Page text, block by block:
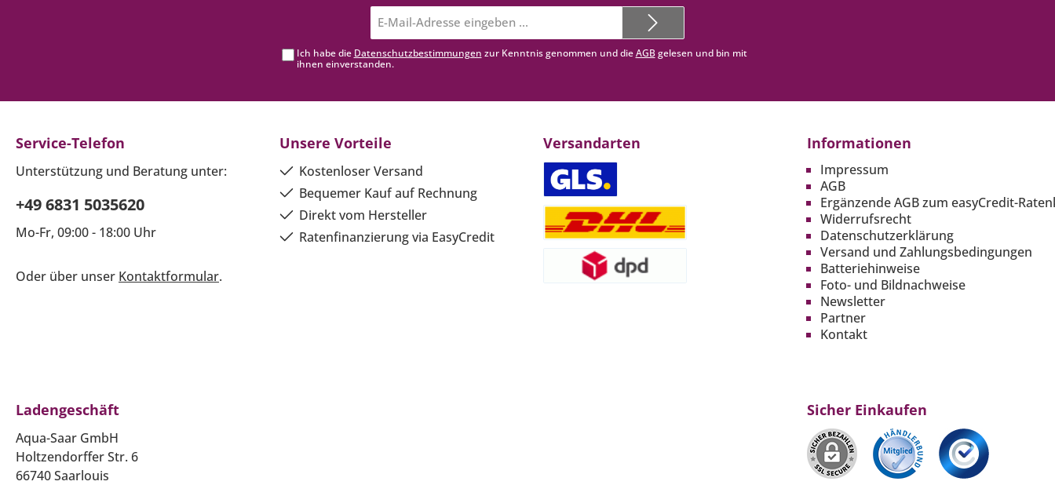
Mail-
Adresse*
Ich habe die Datenschutzbestimmungen zur Kenntnis genommen und dieAGBgelesen und bin mit
ihnen einverstanden.
Service-Telefon
Unterstützung und Beratung unter:
+49 6831 5035620
Mo-Fr, 09:00 - 18:00 Uhr
Oder über unser Kontaktformular.
Unsere Vorteile
Kostenloser Versand
Bequemer Kauf auf Rechnung
Direkt vom Hersteller
Ratenfinanzierung via EasyCredit
Versandarten Informationen
Impressum
AGB
Ergänzende AGB zum easyCredit-
Widerrufsrecht
Datenschutzerklärung
Versand und Zahlungsbedingungen
Batteriehinweise
Foto- und Bildnachweise
Newsletter
Partner
Kontakt
Ladengeschäft
Aqua-Saar GmbH
Holtzendorffer Str. 6
66740 Saarlouis
Sicher Einkaufen